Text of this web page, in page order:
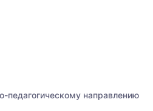
педагогическому направлению